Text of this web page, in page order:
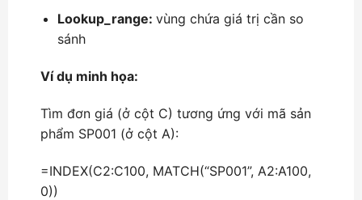
Lookup_range: vùng chứa giá trị cần so
sánh
Ví dụ minh họa:
Tìm đơn giá (ở cột C) tương ứng với mã sản
phẩm SP001 (ở cột A):
=INDEX(C2:C100, MATCH(“SP001”, A2:A100,
0))